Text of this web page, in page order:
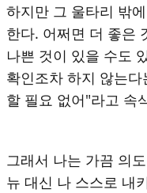
하지만 그 울타리 밖
한다. 어쩌면 더 좋은
나쁜 것이 있을 수도
확인조차 하지 않는
할 필요 없어"라고 속
그래서 나는 가끔 의
뉴 대신 나 스스로 내